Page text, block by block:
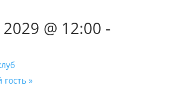
@ 12:00 -
»